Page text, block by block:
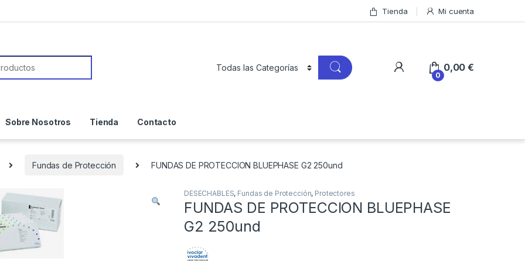
Tienda Mi cuenta
0
0,00€
Sobre Nosotros Tienda Contacto
Fundas de Protección FUNDAS DE PROTECCION BLUEPHASE G2 250und
DESECHABLES, Fundas de Protección, Protectores
FUNDAS DE PROTECCION BLUEPHASE
G2 250und